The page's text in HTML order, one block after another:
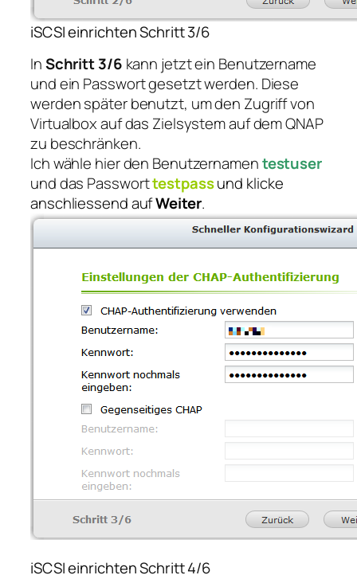
iSCSI einrichten Schritt 3/6
InSchritt 3/6 kann jetzt ein Benutzername
und ein Passwort gesetzt werden. Diese
werden später benutzt, um den Zugriff von
Virtualbox auf das Zielsystem auf dem QNAP
zu beschränken.
Ich wähle hier den Benutzernamentestuser
und das Passworttestpassund klicke
anschliessend aufWeiter.
iSCSI einrichten Schritt 4/6